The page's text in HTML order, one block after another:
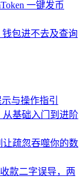
一键发币
钱包进不去及查询
与操作指引
从基础入门到进阶
让疏忽吞噬你的数
款二字误导，两